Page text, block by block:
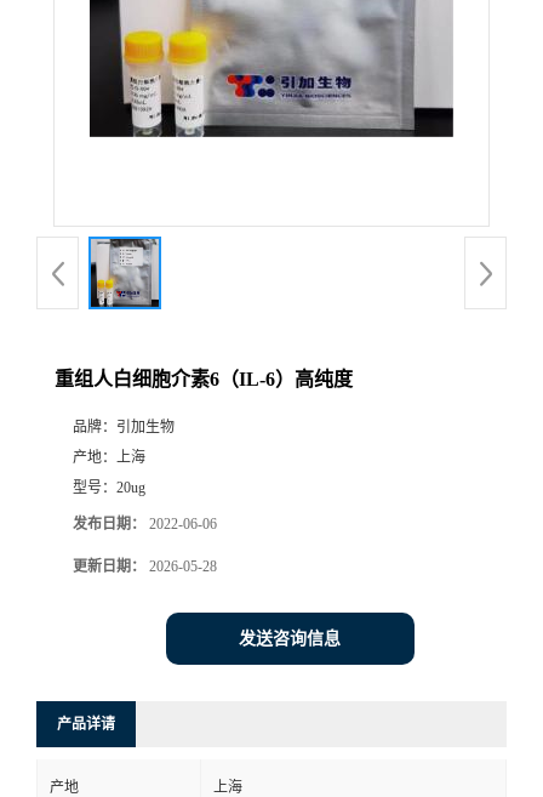
重组人白细胞介素6（IL-6）高纯度
品牌： 引加生物
产地：
上海
型号： 20ug
发布日期： 2022-06-06
更新日期： 2026-05-28
发送咨询信息
产品详请
产地 上海